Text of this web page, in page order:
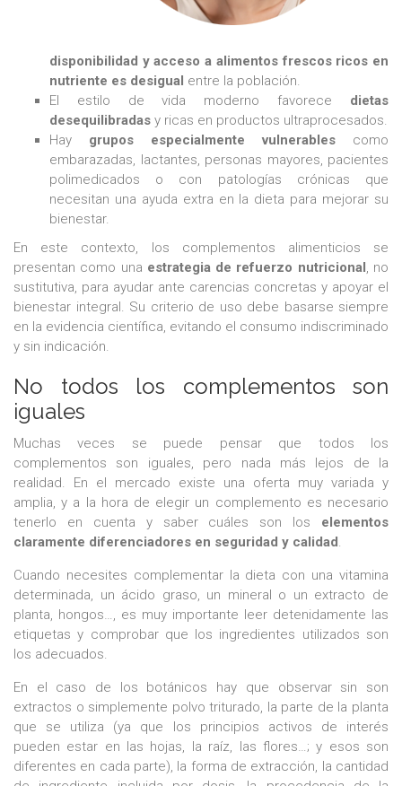
disponibilidad y acceso a alimentos frescos ricos en
nutriente es desigual entre la población.
El estilo de vida moderno favorece dietas
desequilibradas y ricas en productos ultraprocesados.
Hay grupos especialmente vulnerables como
embarazadas, lactantes, personas mayores, pacientes
polimedicados o con patologías crónicas que
necesitan una ayuda extra en la dieta para mejorar su
bienestar.
En este contexto, los complementos alimenticios se
presentan como una estrategia de refuerzo nutricional, no
sustitutiva, para ayudar ante carencias concretas y apoyar el
bienestar integral. Su criterio de uso debe basarse siempre
en la evidencia científica, evitando el consumo indiscriminado
y sin indicación.
No todos los complementos son
iguales
Muchas veces se puede pensar que todos los
complementos son iguales, pero nada más lejos de la
realidad. En el mercado existe una oferta muy variada y
amplia, y a la hora de elegir un complemento es necesario
tenerlo en cuenta y saber cuáles son los elementos
claramente diferenciadores en seguridad y calidad.
​​​​​​​Cuando necesites complementar la dieta con una vitamina
determinada, un ácido graso, un mineral o un extracto de
planta, hongos…, es muy importante leer detenidamente las
etiquetas y comprobar que los ingredientes utilizados son
los adecuados.
En el caso de los botánicos hay que observar sin son
extractos o simplemente polvo triturado, la parte de la planta
que se utiliza (ya que los principios activos de interés
pueden estar en las hojas, la raíz, las flores…; y esos son
diferentes en cada parte), la forma de extracción, la cantidad